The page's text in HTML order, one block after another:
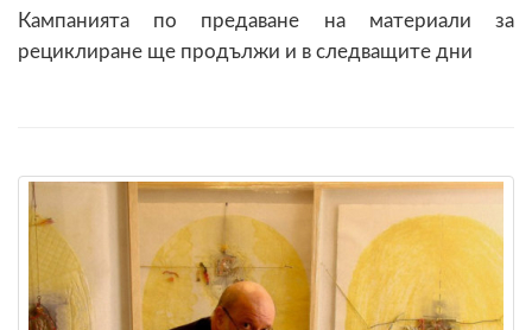
Кампанията по предаване на материали за
рециклиране ще продължи и в следващите дни